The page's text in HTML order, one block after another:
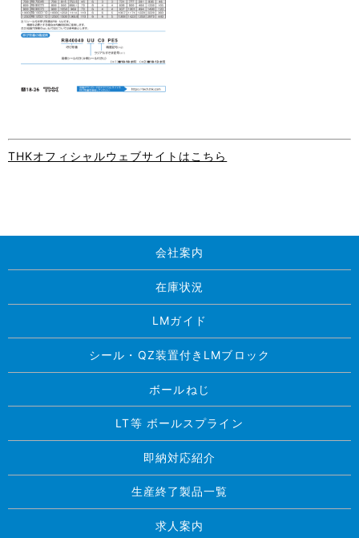
THKオフィシャルウェブサイトはこちら
会社案内
在庫状況
LMガイド
シール・QZ装置付きLMブロック
ボールねじ
LT等 ボールスプライン
即納対応紹介
生産終了製品一覧
求人案内